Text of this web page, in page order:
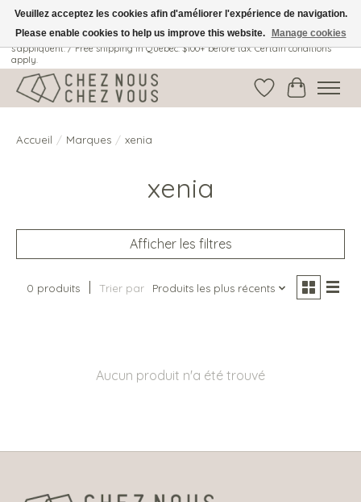
Livraison gratuite au Québec: 100$ + avant taxes. Certaines conditions
s'appliquent. / Free shipping in Quebec: $100+ before tax. Certain conditions
apply.
Liste dePanier
Accueil / Marques / xenia
xenia
Afficher les filtres
0 produits Trier par Produits les plus récents
Aucun produit n'a été trouvé
Veuillez acceptez les cookies afin d'améliorer l'expérience de navigation.
Please enable cookies to help us improve this website.
Manage cookies